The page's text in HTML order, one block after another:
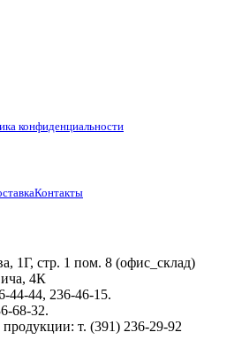
конфиденциальности
Контакты
1Г, стр. 1 пом. 8 (офис_склад)
4К
44-44, 236-46-15.
68-32.
т. (391) 236-29-92